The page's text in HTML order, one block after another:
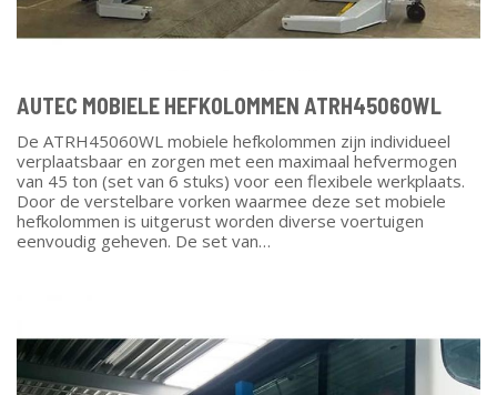
AUTEC MOBIELE HEFKOLOMMEN ATRH45060WL
De ATRH45060WL mobiele hefkolommen zijn individueel
verplaatsbaar en zorgen met een maximaal hefvermogen
van 45 ton (set van 6 stuks) voor een flexibele werkplaats.
Door de verstelbare vorken waarmee deze set mobiele
hefkolommen is uitgerust worden diverse voertuigen
eenvoudig geheven. De set van…